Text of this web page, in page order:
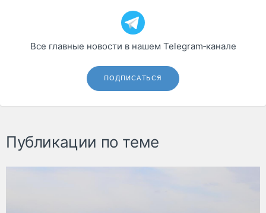
Все главные новости в нашем Telegram‑канале
ПОДПИСАТЬСЯ
Публикации по теме